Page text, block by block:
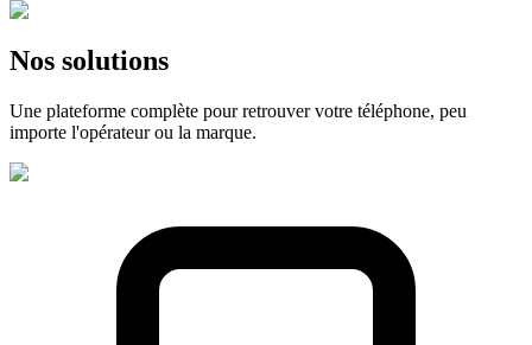
Nos solutions
Une plateforme complète pour retrouver votre téléphone, peu
importe l'opérateur ou la marque.